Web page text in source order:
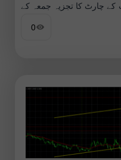
پاؤنڈ/امریکی ڈالر کے 5 منٹ کے چارٹ کا تجزیہ جمعہ کے
جوڑے میں نمایاں اضافہ
برطانوی دونوں
0